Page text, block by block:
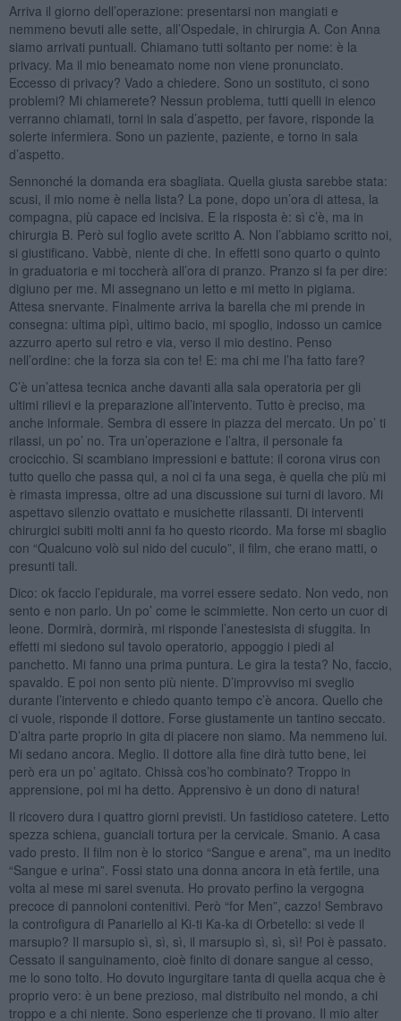
Arriva il giorno dell’operazione: presentarsi non mangiati e
nemmeno bevuti alle sette, all’Ospedale, in chirurgia A. Con Anna
siamo arrivati puntuali. Chiamano tutti soltanto per nome: è la
privacy. Ma il mio beneamato nome non viene pronunciato.
Eccesso di privacy? Vado a chiedere. Sono un sostituto, ci sono
problemi? Mi chiamerete? Nessun problema, tutti quelli in elenco
verranno chiamati, torni in sala d’aspetto, per favore, risponde la
solerte infermiera. Sono un paziente, paziente, e torno in sala
d’aspetto.
Sennonché la domanda era sbagliata. Quella giusta sarebbe stata:
scusi, il mio nome è nella lista? La pone, dopo un’ora di attesa, la
compagna, più capace ed incisiva. E la risposta è: sì c’è, ma in
chirurgia B. Però sul foglio avete scritto A. Non l’abbiamo scritto noi,
si giustificano. Vabbè, niente di che. In effetti sono quarto o quinto
in graduatoria e mi toccherà all’ora di pranzo. Pranzo si fa per dire:
digiuno per me. Mi assegnano un letto e mi metto in pigiama.
Attesa snervante. Finalmente arriva la barella che mi prende in
consegna: ultima pipì, ultimo bacio, mi spoglio, indosso un camice
azzurro aperto sul retro e via, verso il mio destino. Penso
nell’ordine: che la forza sia con te! E: ma chi me l’ha fatto fare?
C’è un’attesa tecnica anche davanti alla sala operatoria per gli
ultimi rilievi e la preparazione all’intervento. Tutto è preciso, ma
anche informale. Sembra di essere in piazza del mercato. Un po’ ti
rilassi, un po’ no. Tra un’operazione e l’altra, il personale fa
crocicchio. Si scambiano impressioni e battute: il corona virus con
tutto quello che passa qui, a noi ci fa una sega, è quella che più mi
è rimasta impressa, oltre ad una discussione sui turni di lavoro. Mi
aspettavo silenzio ovattato e musichette rilassanti. Di interventi
chirurgici subiti molti anni fa ho questo ricordo. Ma forse mi sbaglio
con “Qualcuno volò sul nido del cuculo”, il film, che erano matti, o
presunti tali.
Dico: ok faccio l’epidurale, ma vorrei essere sedato. Non vedo, non
sento e non parlo. Un po’ come le scimmiette. Non certo un cuor di
leone. Dormirà, dormirà, mi risponde l’anestesista di sfuggita. In
effetti mi siedono sul tavolo operatorio, appoggio i piedi al
panchetto. Mi fanno una prima puntura. Le gira la testa? No, faccio,
spavaldo. E poi non sento più niente. D’improvviso mi sveglio
durante l’intervento e chiedo quanto tempo c’è ancora. Quello che
ci vuole, risponde il dottore. Forse giustamente un tantino seccato.
D’altra parte proprio in gita di piacere non siamo. Ma nemmeno lui.
Mi sedano ancora. Meglio. Il dottore alla fine dirà tutto bene, lei
però era un po’ agitato. Chissà cos’ho combinato? Troppo in
apprensione, poi mi ha detto. Apprensivo è un dono di natura!
Il ricovero dura i quattro giorni previsti. Un fastidioso catetere. Letto
spezza schiena, guanciali tortura per la cervicale. Smanio. A casa
vado presto. Il film non è lo storico “Sangue e arena”, ma un inedito
“Sangue e urina”. Fossi stato una donna ancora in età fertile, una
volta al mese mi sarei svenuta. Ho provato perfino la vergogna
precoce di pannoloni contenitivi. Però “for Men”, cazzo! Sembravo
la controfigura di Panariello al Ki-ti Ka-ka di Orbetello: si vede il
marsupio? Il marsupio sì, sì, sì, il marsupio sì, sì, sì! Poi è passato.
Cessato il sanguinamento, cioè finito di donare sangue al cesso,
me lo sono tolto. Ho dovuto ingurgitare tanta di quella acqua che è
proprio vero: è un bene prezioso, mal distribuito nel mondo, a chi
troppo e a chi niente. Sono esperienze che ti provano. Il mio alter